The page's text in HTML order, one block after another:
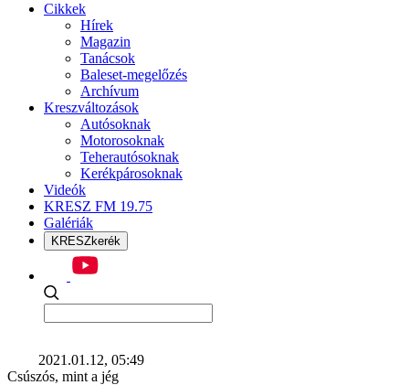
Cikkek
Hírek
Magazin
Tanácsok
Baleset-megelőzés
Archívum
Kreszváltozások
Autósoknak
Motorosoknak
Teherautósoknak
Kerékpárosoknak
Videók
KRESZ FM 19.75
Galériák
KRESZkerék
2021.01.12, 05:49
Csúszós, mint a jég